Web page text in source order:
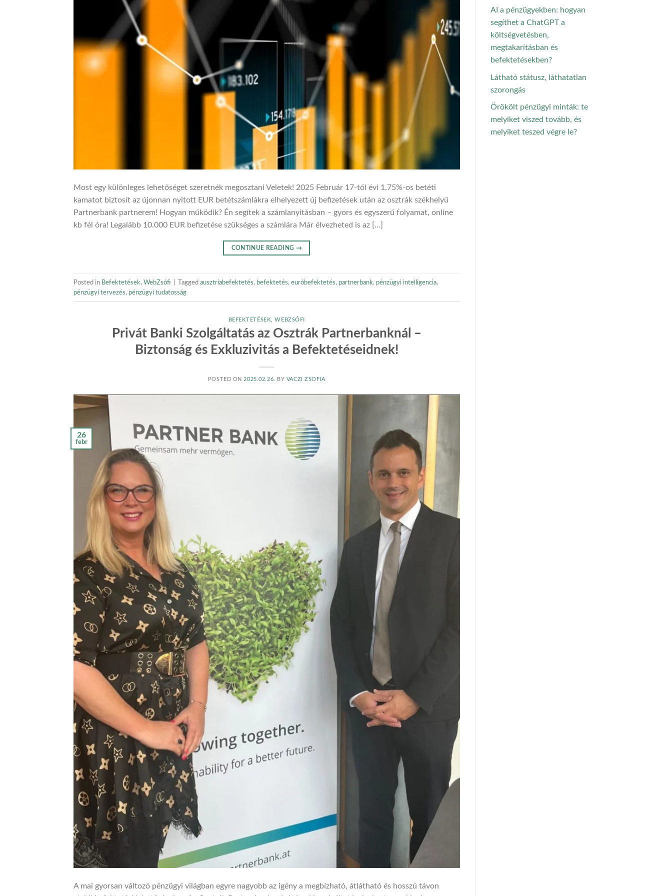
Most egy különleges lehetőséget szeretnék megosztani Veletek! 2025 Február 17-től évi 1,75%-os betéti
kamatot biztosít az újonnan nyitott EUR betétszámlákra elhelyezett új befizetések után az osztrák székhelyű
Partnerbank partnerem! Hogyan működik? Én segítek a számlanyitásban – gyors és egyszerű folyamat, online
kb fél óra! Legalább 10.000 EUR befizetése szükséges a számlára Már élvezheted is az […]
CONTINUE READING →
Posted in Befektetések, WebZsófi Tagged ausztriabefektetés, befektetés, euróbefektetés, partnerbank, pénzügyi intelligencia,
pénzügyi tervezés, pénzügyi tudatosság
BEFEKTETÉSEK,WEBZSÓFI
Privát Banki Szolgáltatás az Osztrák Partnerbanknál –
Biztonság és Exkluzivitás a Befektetéseidnek!
POSTED ON 2025.02.26. BY VACZI ZSOFIA
26
febr
A mai gyorsan változó pénzügyi világban egyre nagyobb az igény a megbízható, átlátható és hosszú távon
AI a pénzügyekben: hogyan
segíthet a ChatGPT a
költségvetésben,
megtakarításban és
befektetésekben?
Látható státusz, láthatatlan
szorongás
Örökölt pénzügyi minták: te
melyiket viszed tovább, és
melyiket teszed végre le?